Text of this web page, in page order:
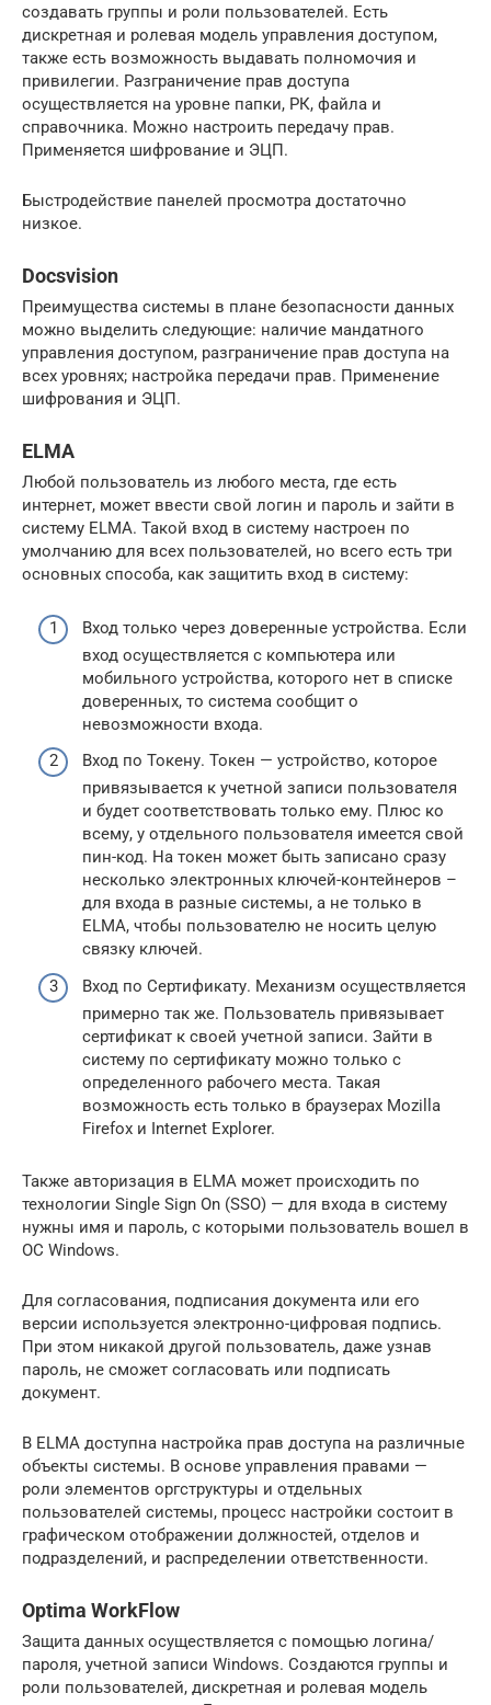
создавать группы и роли пользователей. Есть
дискретная и ролевая модель управления доступом,
также есть возможность выдавать полномочия и
привилегии. Разграничение прав доступа
осуществляется на уровне папки, РК, файла и
справочника. Можно настроить передачу прав.
Применяется шифрование и ЭЦП.
Быстродействие панелей просмотра достаточно
низкое.
Docsvision
Преимущества системы в плане безопасности данных
можно выделить следующие: наличие мандатного
управления доступом, разграничение прав доступа на
всех уровнях; настройка передачи прав. Применение
шифрования и ЭЦП.
ELMA
Любой пользователь из любого места, где есть
интернет, может ввести свой логин и пароль и зайти в
систему ELMA. Такой вход в систему настроен по
умолчанию для всех пользователей, но всего есть три
основных способа, как защитить вход в систему:
Вход только через доверенные устройства. Если
вход осуществляется с компьютера или
мобильного устройства, которого нет в списке
доверенных, то система сообщит о
невозможности входа.
Вход по Токену. Токен — устройство, которое
привязывается к учетной записи пользователя
и будет соответствовать только ему. Плюс ко
всему, у отдельного пользователя имеется свой
пин-код. На токен может быть записано сразу
несколько электронных ключей-контейнеров –
для входа в разные системы, а не только в
ELMA, чтобы пользователю не носить целую
связку ключей.
Вход по Сертификату. Механизм осуществляется
примерно так же. Пользователь привязывает
сертификат к своей учетной записи. Зайти в
систему по сертификату можно только с
определенного рабочего места. Такая
возможность есть только в браузерах Mozilla
Firefox и Internet Explorer.
Также авторизация в ELMA может происходить по
технологии Single Sign On (SSO) — для входа в систему
нужны имя и пароль, с которыми пользователь вошел в
ОС Windows.
Для согласования, подписания документа или его
версии используется электронно-цифровая подпись.
При этом никакой другой пользователь, даже узнав
пароль, не сможет согласовать или подписать
документ.
В ELMA доступна настройка прав доступа на различные
объекты системы. В основе управления правами —
роли элементов оргструктуры и отдельных
пользователей системы, процесс настройки состоит в
графическом отображении должностей, отделов и
подразделений, и распределении ответственности.
Optima WorkFlow
Защита данных осуществляется с помощью логина/
пароля, учетной записи Windows. Создаются группы и
роли пользователей, дискретная и ролевая модель